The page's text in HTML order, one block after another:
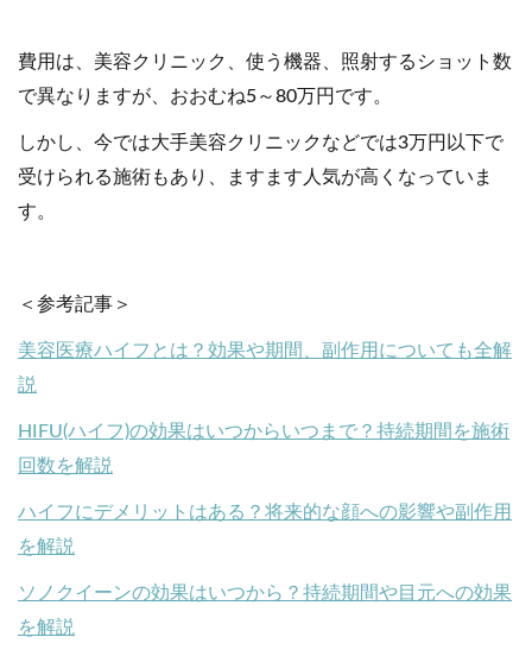
費用は、美容クリニック、使う機器、照射するショット数
で異なりますが、おおむね5～80万円です。
しかし、今では大手美容クリニックなどでは3万円以下で
受けられる施術もあり、ますます人気が高くなっていま
す。
＜参考記事＞
美容医療ハイフとは？効果や期間、副作用についても全解
説
HIFU(ハイフ)の効果はいつからいつまで？持続期間を施術
回数を解説
ハイフにデメリットはある？将来的な顔への影響や副作用
を解説
ソノクイーンの効果はいつから？持続期間や目元への効果
を解説